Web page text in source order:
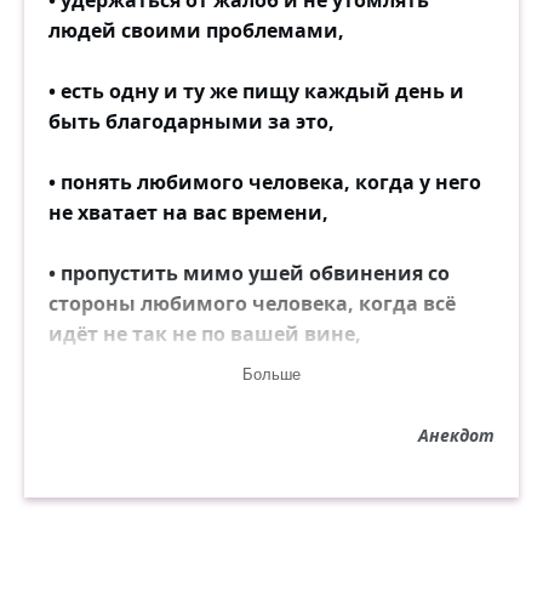
людей своими проблемами,
• есть одну и ту же пищу каждый день и
быть благодарными за это,
• понять любимого человека, когда у него
не хватает на вас времени,
• пропустить мимо ушей обвинения со
стороны любимого человека, когда всё
идёт не так не по вашей вине,
Больше
Анекдот